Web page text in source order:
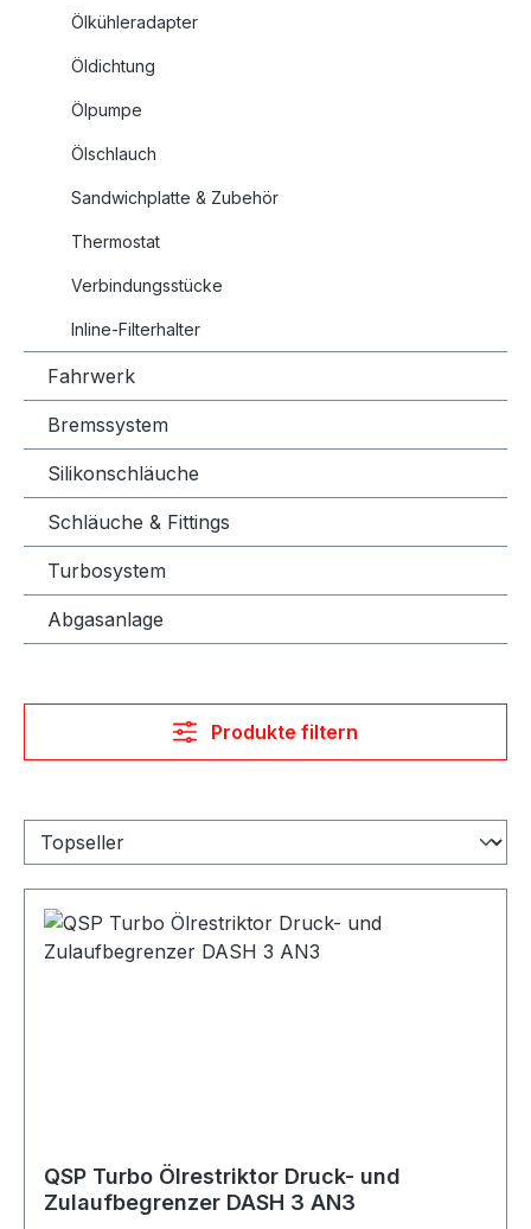
Ölkühleradapter
Öldichtung
Ölpumpe
Ölschlauch
Sandwichplatte & Zubehör
Thermostat
Verbindungsstücke
Inline-Filterhalter
Fahrwerk
Bremssystem
Silikonschläuche
Schläuche & Fittings
Turbosystem
Abgasanlage
Produkte filtern
QSP Turbo Ölrestriktor Druck- und
Zulaufbegrenzer DASH 3 AN3